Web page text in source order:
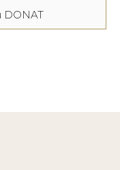
DONAT